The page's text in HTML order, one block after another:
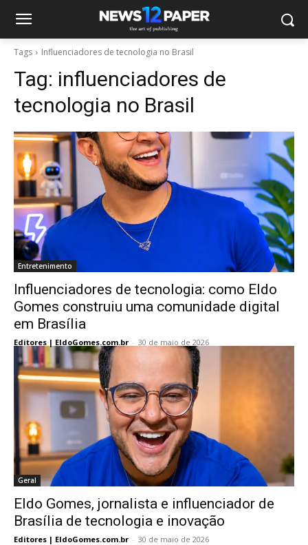
Tags Influenciadores de tecnologia no Brasil
Tag: influenciadores de
tecnologia no Brasil
Entretenimento
Influenciadores de tecnologia: como Eldo
Gomes construiu uma comunidade digital
em Brasília
Editores | EldoGomes.com.br - 30 de maio de 2026
Geral
Eldo Gomes, jornalista e influenciador de
Brasília de tecnologia e inovação
Editores | EldoGomes.com.br - 30 de maio de 2026